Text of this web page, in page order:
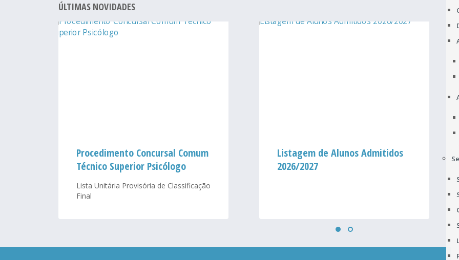
ÚLTIMAS NOVIDADES
Procedimento Concursal Comum
Técnico Superior Psicólogo
Lista Unitária Provisória de Classificação
Final
Listagem de Alunos Admitidos
2026/2027